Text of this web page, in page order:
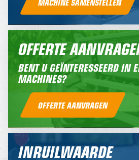
OFFERTE
BENT U GEÏNTERESSEERD IN
MACHINES?
OFFERTE AANVRAGEN
INRUILWAARDE